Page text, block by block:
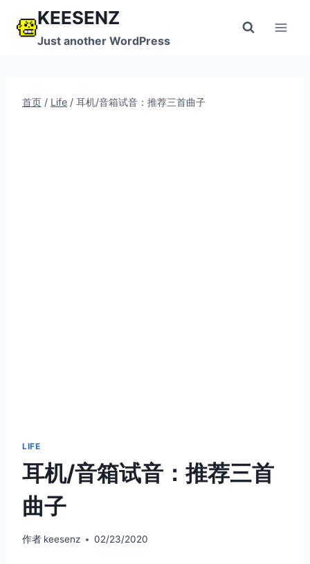
KEESENZ
Just another WordPress
首页 / Life / 耳机/音箱试音：推荐三首曲子
LIFE
耳机/音箱试音：推荐三首
曲子
作者 keesenz 02/23/2020